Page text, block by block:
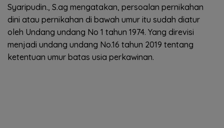
Syaripudin., S.ag mengatakan, persoalan pernikahan
dini atau pernikahan di bawah umur itu sudah diatur
oleh Undang undang No 1 tahun 1974. Yang direvisi
menjadi undang undang No.16 tahun 2019 tentang
ketentuan umur batas usia perkawinan.